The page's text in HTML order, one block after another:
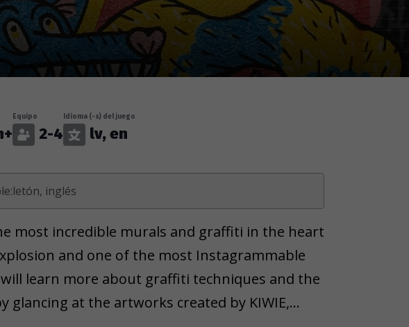
Equipo
2-4
Idioma (-s) del juego
lv, en
inglés
most incredible murals and graffiti in the heart
and one of the most Instagrammable
learn more about graffiti techniques and the
glancing at the artworks created by KIWIE,